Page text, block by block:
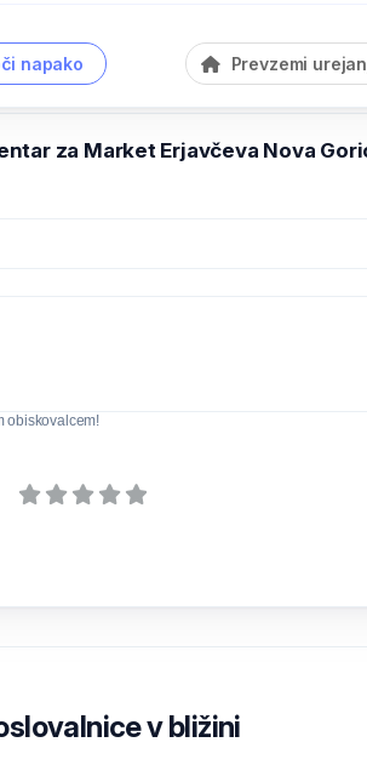
napako Prevzemi
za Market Erjavčeva Nova
obiskovalcem!
v bližini